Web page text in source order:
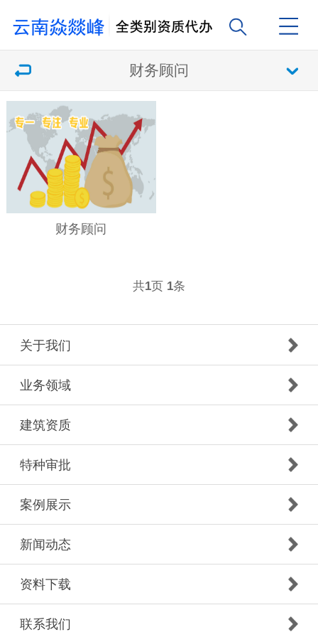
财务顾问
财务顾问
共1页 1条
关于我们
业务领域
建筑资质
特种审批
案例展示
新闻动态
资料下载
联系我们